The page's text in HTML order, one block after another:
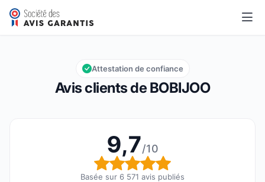
BOBIJOO
Note globale : 9,7 sur 10
9,7/10
Avis clients de BOBIJOO
Attestation de confiance
9,7/10
Note globale : 9,7 sur
Basée sur 6 571 avis publiés